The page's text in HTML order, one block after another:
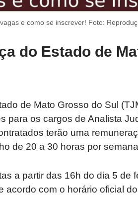
e como se inscrever! Foto:
do Estado de
de Mato Grosso do Sul
para os cargos de Analista
terão uma
de 20 a 30 horas por
a partir das 16h do dia 5 de
acordo com o horário oficial